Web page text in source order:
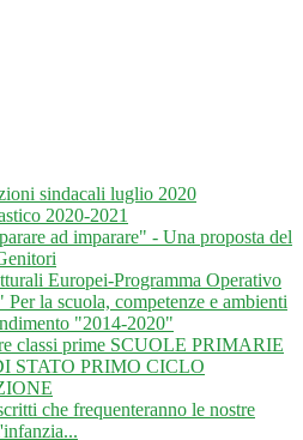
sindacali luglio 2020
2020-2021
ad imparare" - Una proposta del
Europei-Programma Operativo
Per la scuola, competenze e ambienti
"2014-2020"
classi prime SCUOLE PRIMARIE
STATO PRIMO CICLO
che frequenteranno le nostre